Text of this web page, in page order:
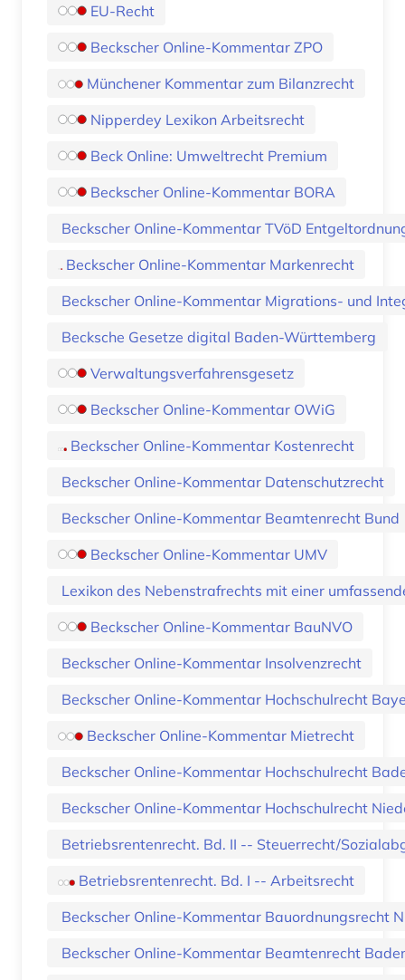
EU-Recht
Beckscher Online-Kommentar ZPO
Münchener Kommentar zum Bilanzrecht
Nipperdey Lexikon Arbeitsrecht
Beck Online: Umweltrecht Premium
Beckscher Online-Kommentar BORA
Beckscher Online-Kommentar TVöD
Beckscher Online-Kommentar Markenrecht
Beckscher Online-Kommentar Migrations- und
Becksche Gesetze digital Baden-Württemberg
Verwaltungsverfahrensgesetz
Beckscher Online-Kommentar OWiG
Beckscher Online-Kommentar Kostenrecht
Beckscher Online-Kommentar Datenschutzrecht
Beckscher Online-Kommentar Beamtenrecht Bund
Beckscher Online-Kommentar UMV
Lexikon des Nebenstrafrechts mit einer
Beckscher Online-Kommentar BauNVO
Beckscher Online-Kommentar Insolvenzrecht
Beckscher Online-Kommentar Hochschulrecht
Beckscher Online-Kommentar Mietrecht
Beckscher Online-Kommentar Hochschulrecht
Beckscher Online-Kommentar Hochschulrecht
Betriebsrentenrecht. Bd. II -- Steuerrecht/
Betriebsrentenrecht. Bd. I -- Arbeitsrecht
Beckscher Online-Kommentar Bauordnungsrecht
Beckscher Online-Kommentar Beamtenrecht